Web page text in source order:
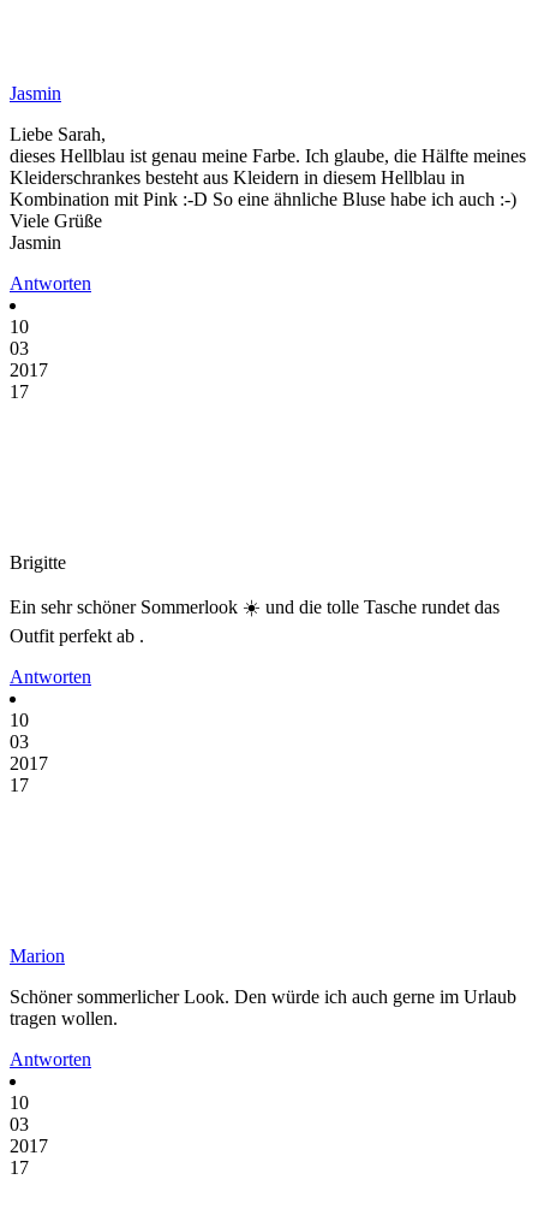
Jasmin
Liebe Sarah,
dieses Hellblau ist genau meine Farbe. Ich glaube, die Hälfte meines
Kleiderschrankes besteht aus Kleidern in diesem Hellblau in
Kombination mit Pink :-D So eine ähnliche Bluse habe ich auch :-)
Viele Grüße
Jasmin
Antworten
10
03
2017
17
Brigitte
Ein sehr schöner Sommerlook ☀️ und die tolle Tasche rundet das
Outfit perfekt ab .
Antworten
10
03
2017
17
Marion
Schöner sommerlicher Look. Den würde ich auch gerne im Urlaub
tragen wollen.
Antworten
10
03
2017
17